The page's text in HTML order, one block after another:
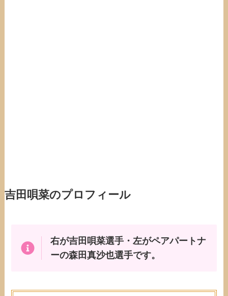
吉田唄菜のプロフィール
右が吉田唄菜選手・左がペアパートナ
ーの森田真沙也選手です。